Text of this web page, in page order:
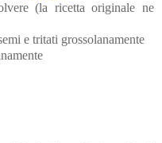
(la ricetta originale ne
e tritati grossolanamente